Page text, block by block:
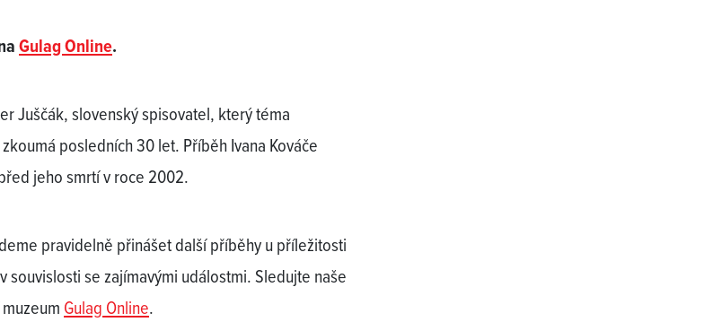
Gulag Online.
Juščák, slovenský spisovatel, který téma
posledních 30 let. Příběh Ivana Kováče
jeho smrtí v roce 2002.
pravidelně přinášet další příběhy u příležitosti
souvislosti se zajímavými událostmi. Sledujte naše
Gulag Online.